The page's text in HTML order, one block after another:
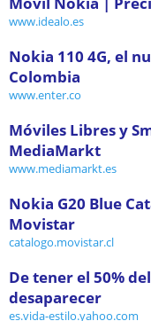
www.idealo.es
Nokia 110 4G, el
Colombia
www.enter.co
Móviles Libres y
MediaMarkt
www.mediamarkt.es
Nokia G20 Blue
Movistar
catalogo.movistar.cl
De tener el 50%
desaparecer
es.vida-estilo.yahoo.com